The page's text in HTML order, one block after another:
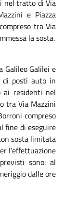
nel tratto di Via
e Piazza
tra Via
la sosta.
Galilei e
posti auto in
residenti nel
tra Via Mazzini
compreso
fine di eseguire
sosta limitata
l’effettuazione
sono: al
dalle ore